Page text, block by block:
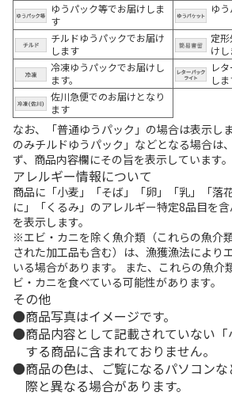
ゆうパック等でお届けしま
す
ゆ
チルドゆうパックでお届け
します
定
け
冷凍ゆうパックでお届けし
ます。
レ
し
佐川急便でのお届けとなり
ます
なお、「普通ゆうパック」の場合は表示し
のみチルドゆうパック」などとなる場合は
ず、商品内容欄にその旨を表示しています。
アレルギー情報について
商品に「小麦」「そば」「卵」「乳」「落
に」「くるみ」のアレルギー特定8品目を
を表示します。
※エビ・カニを除く魚介類（これらの魚介
された加工品も含む）は、漁獲漁法により
いる場合があります。 また、これらの魚介
ビ・カニを食べている可能性があります。
その他
商品写真はイメージです。
商品内容として記載されていない
する商品に含まれておりません。
商品の色は、ご覧になるパソコン
際と異なる場合があります。